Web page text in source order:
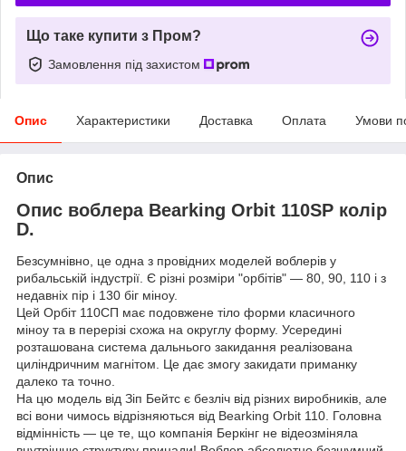
Що таке купити з Пром?
Замовлення під захистом
Опис Характеристики Доставка Оплата Умови
Опис
Опис воблера Bearking Orbit 110SP колір
D.
Безсумнівно, це одна з провідних моделей воблерів у
рибальській індустрії. Є різні розміри "орбітів" — 80, 90, 110 і з
недавніх пір і 130 біг міноу.
Цей Орбіт 110СП має подовжене тіло форми класичного
міноу та в перерізі схожа на округлу форму. Усередині
розташована система дальнього закидання реалізована
циліндричним магнітом. Це дає змогу закидати приманку
далеко та точно.
На цю модель від Зіп Бейтс є безліч від різних виробників, але
всі вони чимось відрізняються від Bearking Orbit 110. Головна
відмінність — це те, що компанія Беркінг не відеозміняла